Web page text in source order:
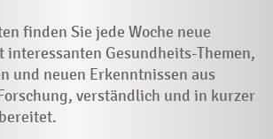
finden Sie jede Woche neue
interessanten Gesundheits-Themen,
und neuen Erkenntnissen aus
verständlich und in kurzer